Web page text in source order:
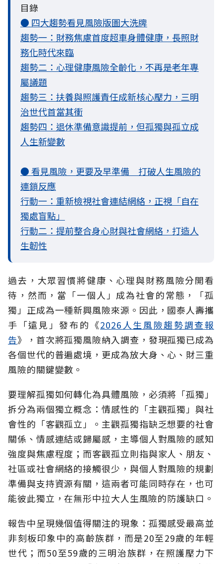
目錄
● 四大趨勢看見風險版圖大洗牌
趨勢一：財務焦慮首度超車身體健康，長照財
務化時代來臨
趨勢二：心理健康風險全齡化，不再是老年專
屬議題
趨勢三：扶養與照護責任成新核心壓力，三明
治世代首當其衝
趨勢四：退休準備意識提前，但孤獨與孤立成
人生新變數
● 看見風險，更要及早準備 打破人生風險的
連鎖反應
行動一：重新檢視社會連結網絡，正視「自在
獨處盲點」
行動二：提前整合身心財與社會網絡，打造人
生韌性
過去，大眾習慣將健康、心理與財務風險分開看
待，然而，當「一個人」成為社會的常態，「孤
獨」正成為一種新興風險來源。因此，國泰人壽攜
手「遠見」發布的《2026人生風險趨勢調查報
告》，首次將孤獨風險納入調查，發現孤獨已成為
各個世代的普遍處境，更成為放大身、心、財三重
風險的關鍵變數。
要理解孤獨如何轉化為具體風險，必須將「孤獨」
拆分為兩個獨立概念：情感性的「主觀孤獨」與社
會性的「客觀孤立」。主觀孤獨指缺乏想要的社會
關係、情感連結或歸屬感，主導個人對風險的感知
強度與焦慮程度；而客觀孤立則指與家人、朋友、
社區或社會網絡的接觸很少，與個人對風險的規劃
準備與支持資源有關，這兩者可能同時存在，也可
能彼此獨立，在無形中拉大人生風險的防護缺口。
報告中呈現幾個值得關注的現象：孤獨感受最高並
非刻板印象中的高齡族群，而是20至29歲的年輕
世代；而50至59歲的三明治族群，在照護壓力下